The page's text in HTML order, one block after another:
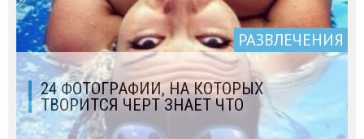
РАЗВЛЕЧЕНИЯ
24 ФОТОГРАФИИ, НА КОТОРЫХ
ТВОРИТСЯ ЧЕРТ ЗНАЕТ ЧТО